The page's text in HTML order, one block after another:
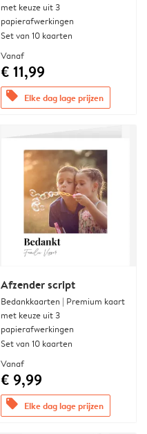
met keuze uit 3
papierafwerkingen
Set van 10 kaarten
Vanaf
€ 11,99
offers Elke dag lage prijzen
Afzender script
Bedankkaarten | Premium kaart
met keuze uit 3
papierafwerkingen
Set van 10 kaarten
Vanaf
€ 9,99
offers Elke dag lage prijzen